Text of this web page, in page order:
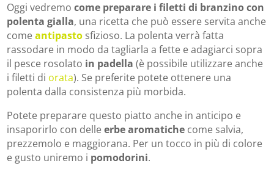
Oggi vedremocome preparare i filetti di branzino con
polenta gialla, una ricetta che può essere servita anche
comeantipasto sfizioso. La polenta verrà fatta
rassodare in modo da tagliarla a fette e adagiarci sopra
il pesce rosolato in padella (è possibile utilizzare anche
i filetti di orata). Se preferite potete ottenere una
polenta dalla consistenza più morbida.
Potete preparare questo piatto anche in anticipo e
insaporirlo con delleerbe aromatiche come salvia,
prezzemolo e maggiorana. Per un tocco in più di colore
e gusto uniremo i pomodorini.